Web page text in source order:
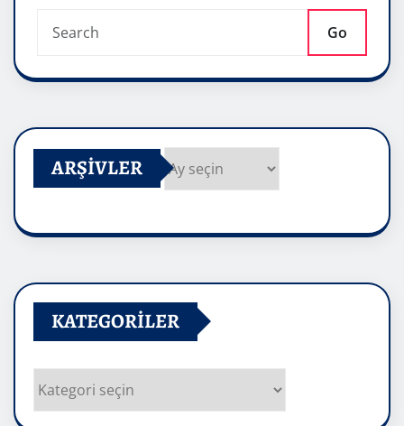
Go
ARŞIVLER
KATEGORILER
Kategoriler